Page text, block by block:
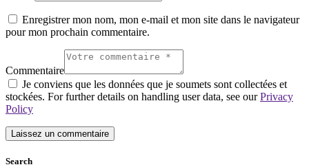
Enregistrer mon nom, mon e-mail et mon site dans le navigateur
pour mon prochain commentaire.
Commentaire
Je conviens que les données que je soumets sont collectées et
stockées. For further details on handling user data, see ourPrivacy
Policy
Search